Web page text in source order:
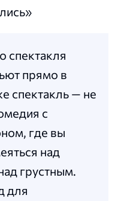
спектакля
прямо в
спектакль — не
с
где вы
над
грустным.
для